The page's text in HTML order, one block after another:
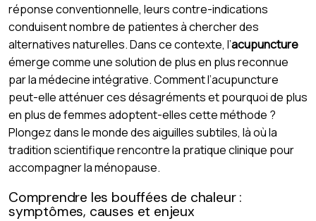
réponse conventionnelle, leurs contre-indications
conduisent nombre de patientes à chercher des
alternatives naturelles. Dans ce contexte, l’acupuncture
émerge comme une solution de plus en plus reconnue
par la médecine intégrative. Comment l’acupuncture
peut-elle atténuer ces désagréments et pourquoi de plus
en plus de femmes adoptent-elles cette méthode ?
Plongez dans le monde des aiguilles subtiles, là où la
tradition scientifique rencontre la pratique clinique pour
accompagner la ménopause.
Comprendre les bouffées de chaleur :
symptômes, causes et enjeux